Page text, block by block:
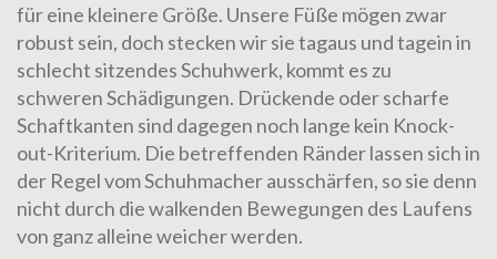
für eine kleinere Größe. Unsere Füße mögen zwar
robust sein, doch stecken wir sie tagaus und tagein in
schlecht sitzendes Schuhwerk, kommt es zu
schweren Schädigungen. Drückende oder scharfe
Schaftkanten sind dagegen noch lange kein Knock-
out-Kriterium. Die betreffenden Ränder lassen sich in
der Regel vom Schuhmacher ausschärfen, so sie denn
nicht durch die walkenden Bewegungen des Laufens
von ganz alleine weicher werden.